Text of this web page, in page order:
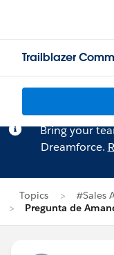
Trailblazer
Bring your
Dreamforce.
Topics
#Sales
Pregunta de